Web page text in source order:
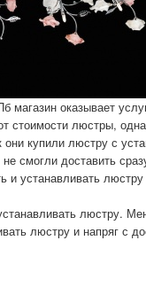
магазин оказывает
стоимости люстры,
купили люстру с
смогли доставить
устанавливать
люстру.
люстру и напряг с